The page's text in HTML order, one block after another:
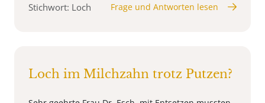
Stichwort: Loch Frage und Antworten lesen
Loch im Milchzahn trotz Putzen?